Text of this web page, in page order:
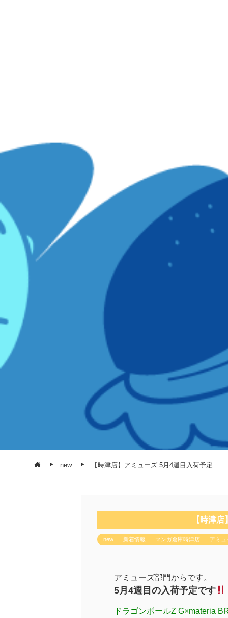
new 【時津店】アミューズ 5月4週目入荷予定
【時津
new 新着情報 マンガ倉庫時津店 アミュ
アミューズ部門からです。
5月4週目の入荷予定です
ドラゴンボールZ G×materia